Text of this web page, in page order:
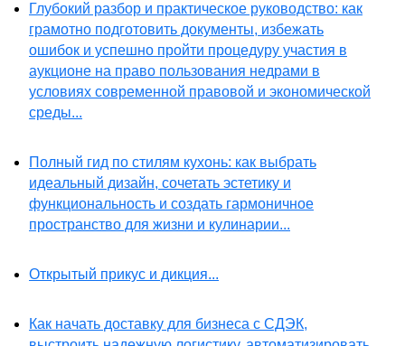
Глубокий разбор и практическое руководство: как
грамотно подготовить документы, избежать
ошибок и успешно пройти процедуру участия в
аукционе на право пользования недрами в
условиях современной правовой и экономической
среды...
Полный гид по стилям кухонь: как выбрать
идеальный дизайн, сочетать эстетику и
функциональность и создать гармоничное
пространство для жизни и кулинарии...
Открытый прикус и дикция...
Как начать доставку для бизнеса с СДЭК,